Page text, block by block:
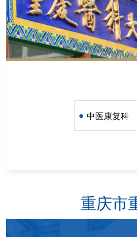
中医康复科
重庆市